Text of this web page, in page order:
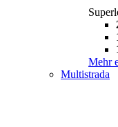
Mehr
Multistrada